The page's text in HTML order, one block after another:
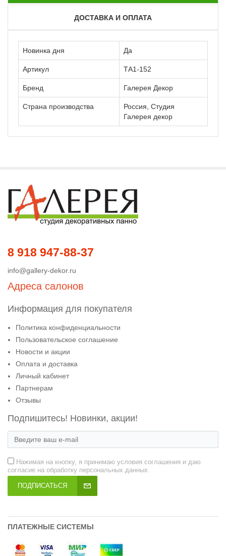
ДОСТАВКА И ОПЛАТА
Новинка дня Да
Артикул ТА1-152
Бренд Галерея Декор
Страна производства
Россия, Студия
Галерея декор
8 918 947-88-37
info@gallery-dekor.ru
Адреса салонов
Информация для покупателя
Политика конфиденциальности
Пользовательское соглашение
Новости и акции
Оплата и доставка
Личный кабинет
Партнерам
Отзывы
Подпишитесь! Новинки, акции!
Нажимая на кнопку, я принимаю условия соглашения и даю
согласие на обработку персональных данных.
ПОДПИСАТЬСЯ
ПЛАТЕЖНЫЕ СИСТЕМЫ